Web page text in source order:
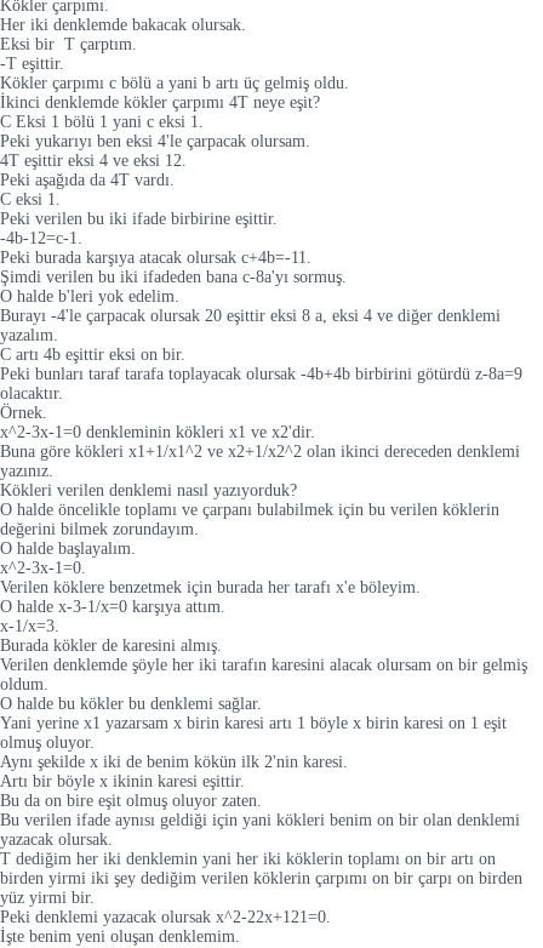
Kökler çarpımı.
Her iki denklemde bakacak olursak.
Eksi bir T çarptım.
-T eşittir.
Kökler çarpımı c bölü a yani b artı üç gelmiş oldu.
İkinci denklemde kökler çarpımı 4T neye eşit?
C Eksi 1 bölü 1 yani c eksi 1.
Peki yukarıyı ben eksi 4'le çarpacak olursam.
4T eşittir eksi 4 ve eksi 12.
Peki aşağıda da 4T vardı.
C eksi 1.
Peki verilen bu iki ifade birbirine eşittir.
-4b-12=c-1.
Peki burada karşıya atacak olursak c+4b=-11.
Şimdi verilen bu iki ifadeden bana c-8a'yı sormuş.
O halde b'leri yok edelim.
Burayı -4'le çarpacak olursak 20 eşittir eksi 8 a, eksi 4 ve diğer denklemi
yazalım.
C artı 4b eşittir eksi on bir.
Peki bunları taraf tarafa toplayacak olursak -4b+4b birbirini götürdü z-8a=9
olacaktır.
Örnek.
x^2-3x-1=0 denkleminin kökleri x1 ve x2'dir.
Buna göre kökleri x1+1/x1^2 ve x2+1/x2^2 olan ikinci dereceden denklemi
yazınız.
Kökleri verilen denklemi nasıl yazıyorduk?
O halde öncelikle toplamı ve çarpanı bulabilmek için bu verilen köklerin
değerini bilmek zorundayım.
O halde başlayalım.
x^2-3x-1=0.
Verilen köklere benzetmek için burada her tarafı x'e böleyim.
O halde x-3-1/x=0 karşıya attım.
x-1/x=3.
Burada kökler de karesini almış.
Verilen denklemde şöyle her iki tarafın karesini alacak olursam on bir gelmiş
oldum.
O halde bu kökler bu denklemi sağlar.
Yani yerine x1 yazarsam x birin karesi artı 1 böyle x birin karesi on 1 eşit
olmuş oluyor.
Aynı şekilde x iki de benim kökün ilk 2'nin karesi.
Artı bir böyle x ikinin karesi eşittir.
Bu da on bire eşit olmuş oluyor zaten.
Bu verilen ifade aynısı geldiği için yani kökleri benim on bir olan denklemi
yazacak olursak.
T dediğim her iki denklemin yani her iki köklerin toplamı on bir artı on
birden yirmi iki şey dediğim verilen köklerin çarpımı on bir çarpı on birden
yüz yirmi bir.
Peki denklemi yazacak olursak x^2-22x+121=0.
İşte benim yeni oluşan denklemim.